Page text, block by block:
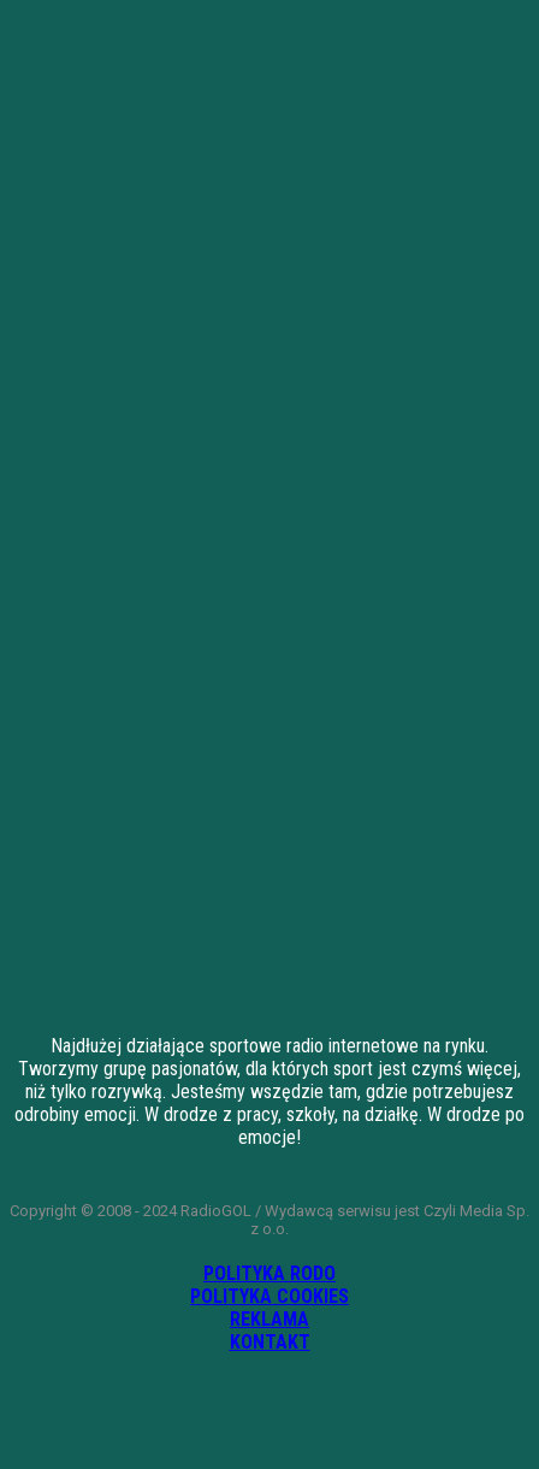
Najdłużej działające sportowe radio internetowe na rynku.
Tworzymy grupę pasjonatów, dla których sport jest czymś więcej,
niż tylko rozrywką. Jesteśmy wszędzie tam, gdzie potrzebujesz
odrobiny emocji. W drodze z pracy, szkoły, na działkę. W drodze po
emocje!
Copyright © 2008 - 2024 RadioGOL / Wydawcą serwisu jest Czyli Media Sp.
z o.o.
POLITYKA RODO
POLITYKA COOKIES
REKLAMA
KONTAKT